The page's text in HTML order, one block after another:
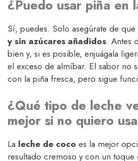
¿Puedo usar piña en
Sí, puedes. Solo asegúrate de que
y sin azúcares añadidos. Antes
bien y, si es posible, enjuágala
el exceso de almíbar. El sabor no
con la piña fresca, pero sigue
¿Qué tipo de leche
mejor si no quiero
La leche de coco es la mejor
resultado cremoso y con un toque